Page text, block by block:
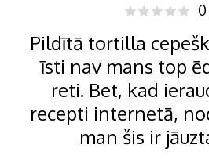
0
Pildītā tortilla
īsti nav mans top
reti. Bet, kad
recepti internetā,
man šis ir